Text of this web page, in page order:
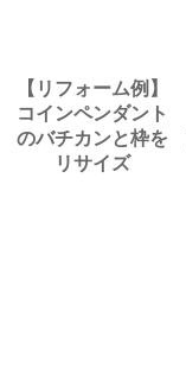
【リフォーム例】
コインペンダント
のバチカンと枠を
リサイズ